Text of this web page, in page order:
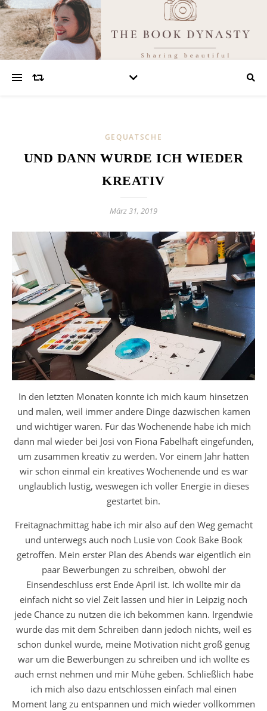
GEQUATSCHE
UND DANN WURDE ICH WIEDER
KREATIV
März 31, 2019
In den letzten Monaten konnte ich mich kaum hinsetzen
und malen, weil immer andere Dinge dazwischen kamen
und wichtiger waren. Für das Wochenende habe ich mich
dann mal wieder bei Josi von Fiona Fabelhaft eingefunden,
um zusammen kreativ zu werden. Vor einem Jahr hatten
wir schon einmal ein kreatives Wochenende und es war
unglaublich lustig, weswegen ich voller Energie in dieses
gestartet bin.
Freitagnachmittag habe ich mir also auf den Weg gemacht
und unterwegs auch noch Lusie von Cook Bake Book
getroffen. Mein erster Plan des Abends war eigentlich ein
paar Bewerbungen zu schreiben, obwohl der
Einsendeschluss erst Ende April ist. Ich wollte mir da
einfach nicht so viel Zeit lassen und hier in Leipzig noch
jede Chance zu nutzen die ich bekommen kann. Irgendwie
wurde das mit dem Schreiben dann jedoch nichts, weil es
schon dunkel wurde, meine Motivation nicht groß genug
war um die Bewerbungen zu schreiben und ich wollte es
auch ernst nehmen und mir Mühe geben. Schließlich habe
ich mich also dazu entschlossen einfach mal einen
Moment lang zu entspannen und mich wieder vollkommen